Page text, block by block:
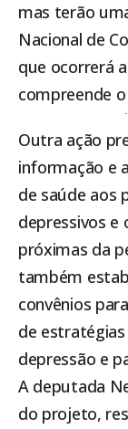
mas terão
Nacional de
que ocorrerá
compreende
Outra ação
informação e
de saúde aos
depressivos e
próximas da
também
convênios
de
depressão e
A deputada
do projeto,